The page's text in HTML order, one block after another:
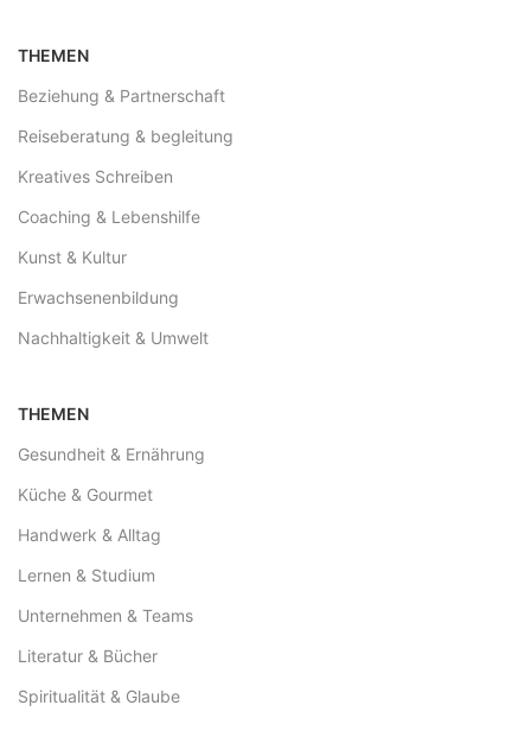
THEMEN
Beziehung & Partnerschaft
Reiseberatung & begleitung
Kreatives Schreiben
Coaching & Lebenshilfe
Kunst & Kultur
Erwachsenenbildung
Nachhaltigkeit & Umwelt
THEMEN
Gesundheit & Ernährung
Küche & Gourmet
Handwerk & Alltag
Lernen & Studium
Unternehmen & Teams
Literatur & Bücher
Spiritualität & Glaube